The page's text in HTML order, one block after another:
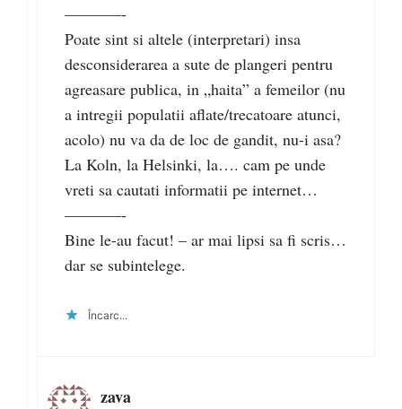
–––––––-
Poate sint si altele (interpretari) insa
desconsiderarea a sute de plangeri pentru
agreasare publica, in „haita” a femeilor (nu
a intregii populatii aflate/trecatoare atunci,
acolo) nu va da de loc de gandit, nu-i asa?
La Koln, la Helsinki, la…. cam pe unde
vreti sa cautati informatii pe internet…
–––––––-
Bine le-au facut! – ar mai lipsi sa fi scris…
dar se subintelege.
Încarc...
zava